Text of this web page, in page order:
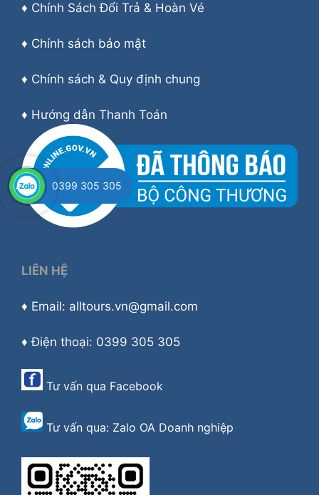
♦ Chính Sách Đổi Trả & Hoàn Vé
♦ Chính sách bảo mật
♦ Chính sách & Quy định chung
♦ Hướng dẫn Thanh Toán
LIÊN HỆ
♦ Email: alltours.vn@gmail.com
♦ Điện thoại: 0399 305 305
Tư vấn qua Facebook
Tư vấn qua: Zalo OA Doanh nghiệp
0399 305 305